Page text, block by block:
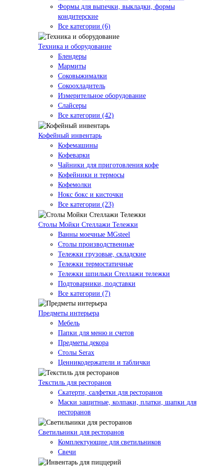
Формы для выпечки, выкладки, формы
кондитерские
Все категории (6)
Техника и оборудование
Блендеры
Мармиты
Соковыжималки
Сокоохладитель
Измерительное оборудование
Слайсеры
Все категории (42)
Кофейный инвентарь
Кофемашины
Кофеварки
Чайники для приготовления кофе
Кофейники и термосы
Кофемолки
Нокс бокс и кисточки
Все категории (23)
Столы Мойки Стеллажи Тележки
Ванны моечные MGsteel
Столы производственные
Тележки грузовые, складские
Тележки термостатичные
Тележки шпильки Стеллажи тележки
Подтоварники, подставки
Все категории (7)
Предметы интерьера
Мебель
Папки для меню и счетов
Предметы декора
Столы Serax
Ценникодержатели и таблички
Текстиль для ресторанов
Скатерти, салфетки для ресторанов
Маски защитные, колпаки, платки, шапки для
ресторанов
Светильники для ресторанов
Комплектующие для светильников
Свечи